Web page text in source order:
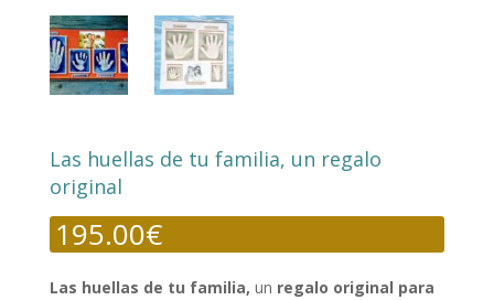
Las huellas de tu familia, un regalo
original
195.00€
Las huellas de tu familia, un regalo original para